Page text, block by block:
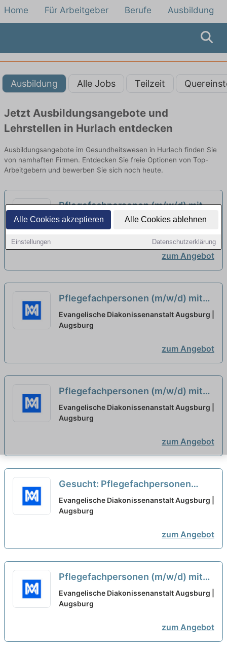
Alle Cookies akzeptieren Alle Cookies ablehnen
Einstellungen Datenschutzerklärung
Home Für Arbeitgeber Berufe Ausbildung
Ausbildung Alle Jobs Teilzeit
Jetzt Ausbildungsangebote und
Lehrstellen in Hurlach entdecken
Ausbildungsangebote im Gesundheitswesen in Hurlach finden Sie
von namhaften Firmen. Entdecken Sie freie Optionen von Top-
Arbeitgebern und bewerben Sie sich noch heute.
Pflegefachpersonen (m/w/d) mit
Ausbildung als Pflegefachkraft
oder Gesundheits- und
Krankenpfleger*in neu
Evangelische Diakonissenanstalt Augsburg |
Augsburg
zum Angebot
Pflegefachpersonen (m/w/d) mit
Ausbildung als Pflegefachkraft
oder Gesundheits- und
Evangelische Diakonissenanstalt Augsburg |
Augsburg
zum Angebot
Pflegefachpersonen (m/w/d) mit
Ausbildung als Pflegefachkraft
oder Gesundheits- und
Evangelische Diakonissenanstalt Augsburg |
Augsburg
zum Angebot
Gesucht: Pflegefachpersonen
(m/w/d) mit Ausbildung als
Pflegefachkraft oder Gesundheits-
Evangelische Diakonissenanstalt Augsburg |
Augsburg
zum Angebot
Pflegefachpersonen (m/w/d) mit
Ausbildung als Pflegefachkraft
oder Gesundheits- und
Diakonissenanstalt Augsburg neu
Evangelische Diakonissenanstalt Augsburg |
Augsburg
zum Angebot